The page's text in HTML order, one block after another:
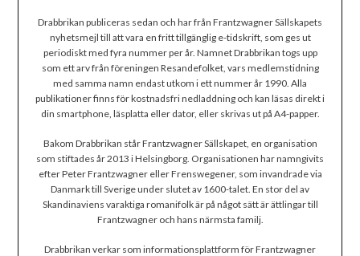
Drabbrikan publiceras sedan och har från Frantzwagner Sällskapets
nyhetsmejl till att vara en fritt tillgänglig e-tidskrift, som ges ut
periodiskt med fyra nummer per år. Namnet Drabbrikan togs upp
som ett arv från föreningen Resandefolket, vars medlemstidning
med samma namn endast utkom i ett nummer år 1990. Alla
publikationer finns för kostnadsfri nedladdning och kan läsas direkt i
din smartphone, läsplatta eller dator, eller skrivas ut på A4-papper.
Bakom Drabbrikan står Frantzwagner Sällskapet, en organisation
som stiftades år 2013 i Helsingborg. Organisationen har namngivits
efter Peter Frantzwagner eller Frenswegener, som invandrade via
Danmark till Sverige under slutet av 1600-talet. En stor del av
Skandinaviens varaktiga romanifolk är på något sätt är ättlingar till
Frantzwagner och hans närmsta familj.
Drabbrikan verkar som informationsplattform för Frantzwagner